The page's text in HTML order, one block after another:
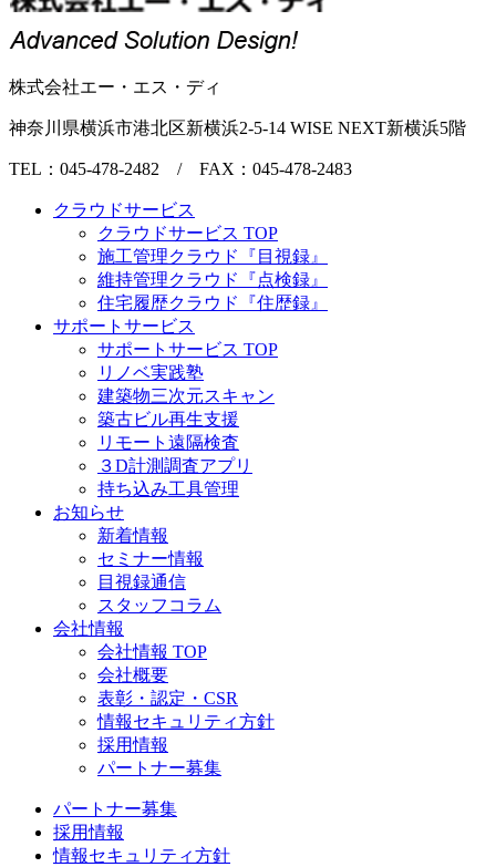
株式会社エー・エス・ディ
神奈川県横浜市港北区新横浜2-5-14 WISE NEXT新横浜5階
TEL：045-478-2482 / FAX：045-478-2483
クラウドサービス
クラウドサービス TOP
施工管理クラウド『目視録』
維持管理クラウド『点検録』
住宅履歴クラウド『住歴録』
サポートサービス
サポートサービス TOP
リノベ実践塾
建築物三次元スキャン
築古ビル再生支援
リモート遠隔検査
３D計測調査アプリ
持ち込み工具管理
お知らせ
新着情報
セミナー情報
目視録通信
スタッフコラム
会社情報
会社情報 TOP
会社概要
表彰・認定・CSR
情報セキュリティ方針
採用情報
パートナー募集
パートナー募集
採用情報
情報セキュリティ方針